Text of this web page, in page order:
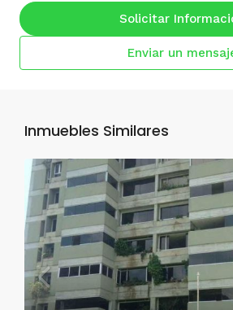
Solicitar
Enviar un
Inmuebles Similares